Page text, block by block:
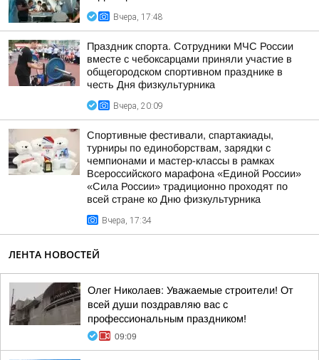
Вчера, 17:48
Праздник спорта. Сотрудники МЧС России
вместе с чебоксарцами приняли участие в
общегородском спортивном празднике в
честь Дня физкультурника
Вчера, 20:09
Спортивные фестивали, спартакиады,
турниры по единоборствам, зарядки с
чемпионами и мастер-классы в рамках
Всероссийского марафона «Единой России»
«Сила России» традиционно проходят по
всей стране ко Дню физкультурника
Вчера, 17:34
ЛЕНТА НОВОСТЕЙ
Олег Николаев: Уважаемые строители! От
всей души поздравляю вас с
профессиональным праздником!
09:09